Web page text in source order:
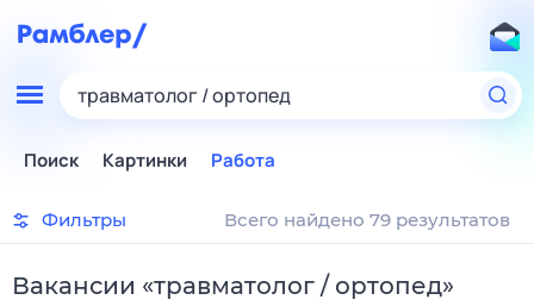
травматолог / ортопед
Поиск Картинки Работа
Фильтры Всего найдено 79 результатов
Вакансии «травматолог / ортопед»